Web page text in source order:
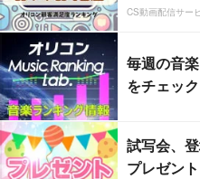
CS動画配信サー
毎週の音
をチェック
試写会、
プレゼント